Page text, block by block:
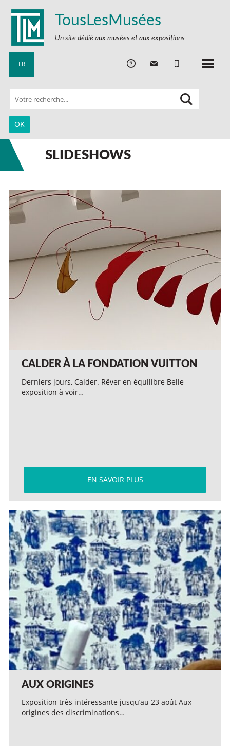
TousLesMusées
Un site dédié aux musées et aux expositions
FR
SLIDESHOWS
CALDER À LA FONDATION VUITTON
Derniers jours, Calder. Rêver en équilibre Belle
exposition à voir…
EN SAVOIR PLUS
AUX ORIGINES
Exposition très intéressante jusqu’au 23 août Aux
origines des discriminations…